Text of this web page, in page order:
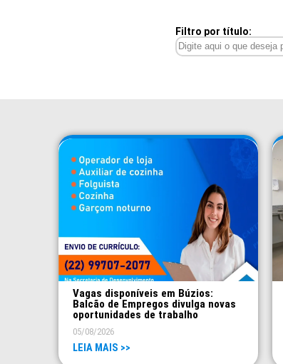
Filtro por título:
Vagas disponíveis em Búzios:
Balcão de Empregos divulga novas
oportunidades de trabalho
05/08/2026
LEIA MAIS >>